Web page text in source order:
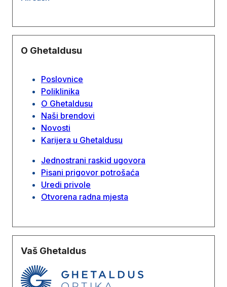
O Ghetaldusu
Poslovnice
Poliklinika
O Ghetaldusu
Naši brendovi
Novosti
Karijera u Ghetaldusu
Jednostrani raskid ugovora
Pisani prigovor potrošaća
Uredi privole
Otvorena radna mjesta
Vaš Ghetaldus